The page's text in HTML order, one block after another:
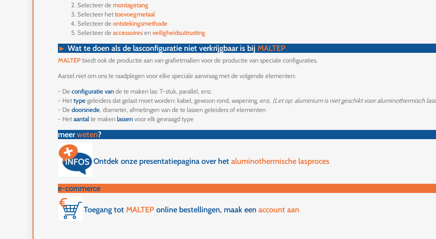
Selecteer demontagetang
Selecteer hettoevoegmetaal
Selecteer deontstekingsmethode
Selecteer deaccessoiresenveiligheidsuitrusting
► Wat te doen als de lasconfiguratie niet verkrijgbaar is bij MALTEP
MALTEPbiedt ook de productie aan van grafietmallen voor de productie van speciale configuraties.
Aarzel niet om ons te raadplegen voor elke speciale aanvraag met de volgende elementen:
- Deconfiguratie vande te maken las: T-stuk, parallel, enz.
- Hettypegeleiders dat gelast moet worden: kabel, gewoon rond, wapening, enz. (Let op: aluminium is niet geschikt voor aluminothermisch
- Dedoorsnede, diameter, afmetingen van de te lassen geleiders of elementen
- Hetaantalte makenlassenvoor elk gevraagd type
meerweten?
Ontdek onze presentatiepagina over hetaluminothermische lasproces
e-commerce
Toegang totMALTEP online bestellingen, maak eenaccount aan